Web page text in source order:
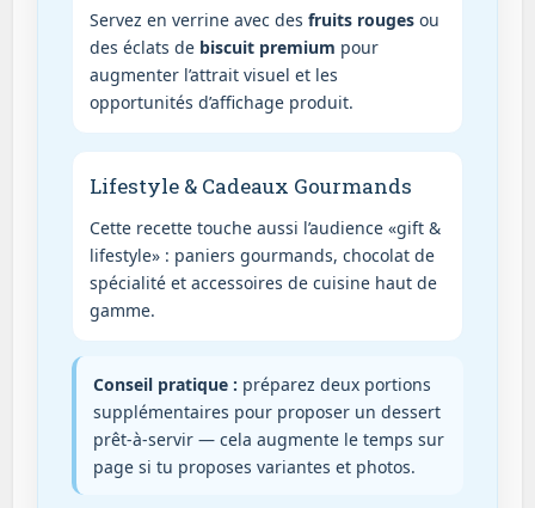
Servez en verrine avec desfruits rouges ou
des éclats de biscuit premium pour
augmenter l’attrait visuel et les
opportunités d’affichage produit.
Lifestyle & Cadeaux Gourmands
Cette recette touche aussi l’audience «gift &
lifestyle» : paniers gourmands, chocolat de
spécialité et accessoires de cuisine haut de
gamme.
Conseil pratique : préparez deux portions
supplémentaires pour proposer un dessert
prêt-à-servir — cela augmente le temps sur
page si tu proposes variantes et photos.